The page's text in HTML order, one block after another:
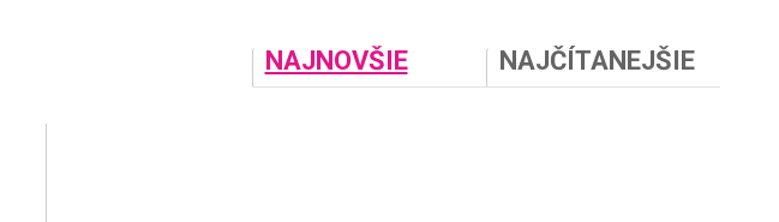
NAJNOVŠIE NAJČÍTANEJŠIE